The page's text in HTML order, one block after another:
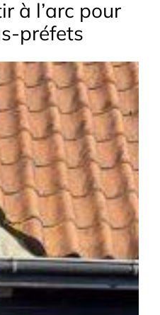
à l’arc pour
préfets